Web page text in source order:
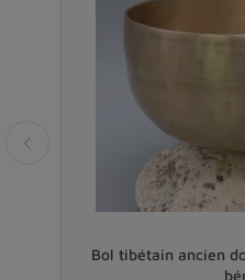
Bol tibétain ancien